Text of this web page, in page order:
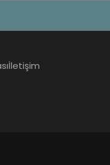
İletişim